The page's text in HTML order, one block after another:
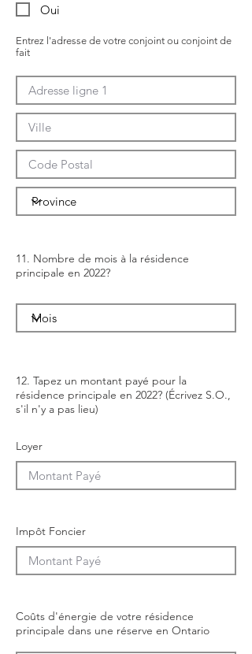
Oui
Entrez l'adresse de votre conjoint ou conjoint de
fait
11. Nombre de mois à la résidence
principale en 2022?
12. Tapez un montant payé pour la
résidence principale en 2022? (Écrivez S.O.,
s'il n'y a pas lieu)
Loyer
Impôt Foncier
Coûts d'énergie de votre résidence
principale dans une réserve en Ontario